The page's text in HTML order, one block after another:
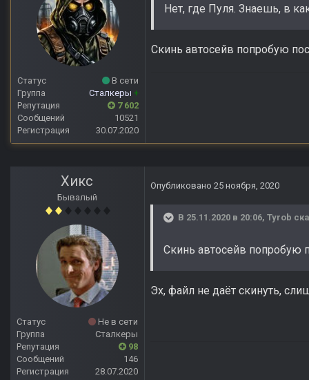
Статус
В сети
Группа
Сталкеры +
Репутация
7 602
Сообщений
10521
Регистрация
30.07.2020
Нет, где Пуля. Знаешь, в
Скинь автосейв попробую
Хикс
Бывалый
Статус
Не в сети
Группа
Сталкеры
Репутация
98
Сообщений
146
Регистрация
28.07.2020
Опубликовано 25 ноября, 2020
В 25.11.2020 в 20:06, Tyrob
Скинь автосейв попробую
Эх, файл не даёт скинуть,